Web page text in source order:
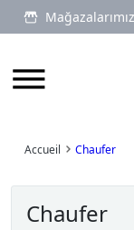
Mağazalarımız
Accueil Chaufer
Chaufer